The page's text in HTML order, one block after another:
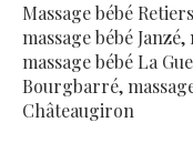
Massage bébé Retiers
massage bébé Janzé,
massage bébé La
Bourgbarré,
Châteaugiron